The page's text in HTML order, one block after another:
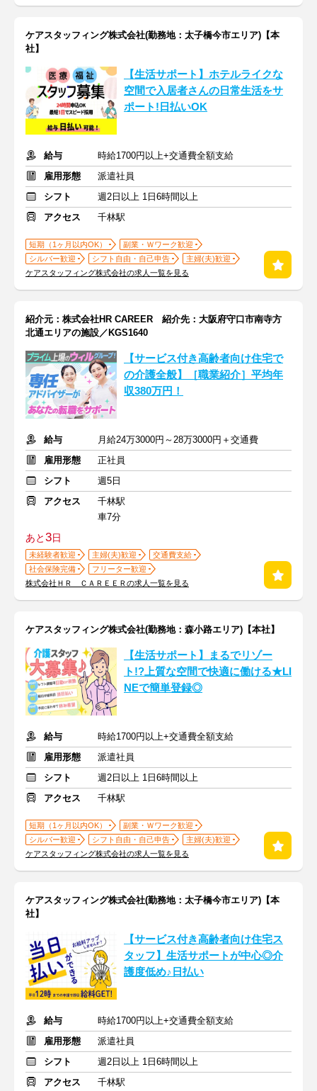
ケアスタッフィング株式会社(勤務地：太子橋今市エリア)【本
社】
【生活サポート】ホテルライクな
空間で入居者さんの日常生活をサ
ポート!日払いOK
給与
時給1700円以上+交通費全額支給
雇用形態
派遣社員
シフト
週2日以上 1日6時間以上
アクセス
千林駅
短期（1ヶ月以内OK）
副業・Ｗワーク歓迎
シルバー歓迎
シフト自由・自己申告
主婦(夫)歓迎
ケアスタッフィング株式会社の求人一覧を見る
紹介元：株式会社HR CAREER 紹介先：大阪府守口市南寺方
北通エリアの施設／KGS1640
【サービス付き高齢者向け住宅で
の介護全般】［職業紹介］平均年
収380万円！
給与
月給24万3000円～28万3000円＋交通費
雇用形態
正社員
シフト
週5日
アクセス
千林駅
車7分
あと3日
未経験者歓迎 主婦(夫)歓迎
交通費支給
社会保険完備
フリーター歓迎
株式会社ＨＲ ＣＡＲＥＥＲの求人一覧を見る
ケアスタッフィング株式会社(勤務地：森小路エリア)【本社】
【生活サポート】まるでリゾー
ト!?上質な空間で快適に働ける★LI
NEで簡単登録◎
給与
時給1700円以上+交通費全額支給
雇用形態
派遣社員
シフト
週2日以上 1日6時間以上
アクセス
千林駅
短期（1ヶ月以内OK）
副業・Ｗワーク歓迎
シルバー歓迎
シフト自由・自己申告
主婦(夫)歓迎
ケアスタッフィング株式会社の求人一覧を見る
ケアスタッフィング株式会社(勤務地：太子橋今市エリア)【本
社】
【サービス付き高齢者向け住宅ス
タッフ】生活サポートが中心◎介
護度低め♪日払い
給与
時給1700円以上+交通費全額支給
雇用形態
派遣社員
シフト
週2日以上 1日6時間以上
アクセス
千林駅